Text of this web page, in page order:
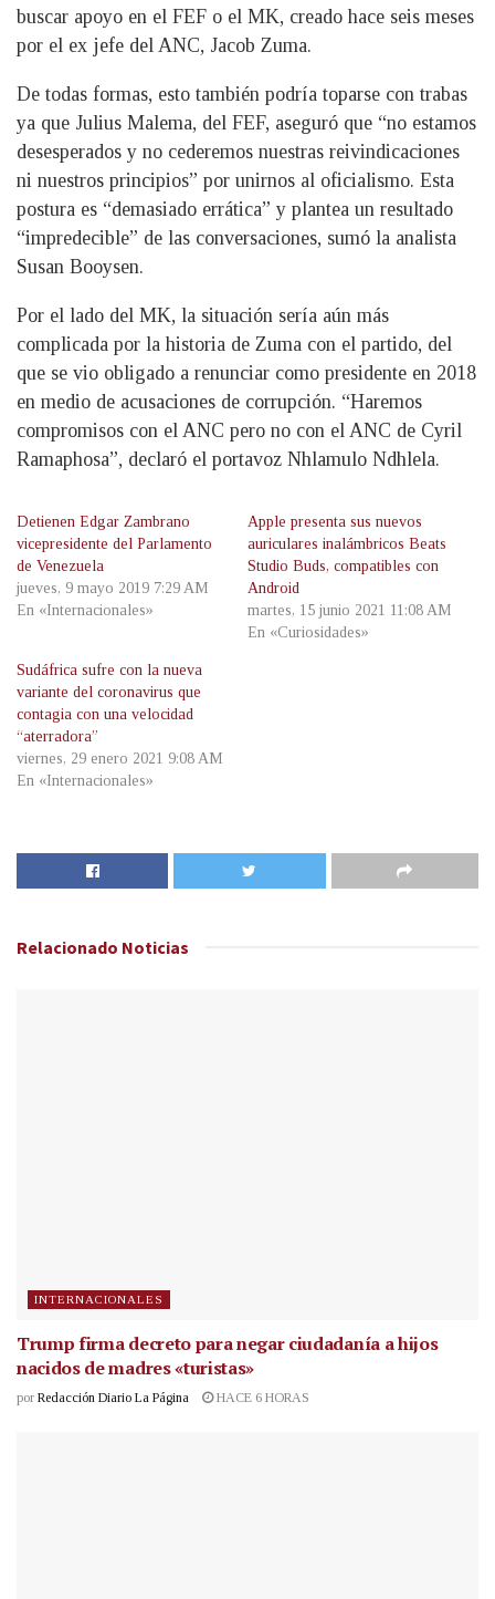
buscar apoyo en el FEF o el MK, creado hace seis meses
por el ex jefe del ANC, Jacob Zuma.
De todas formas, esto también podría toparse con trabas
ya que Julius Malema, del FEF, aseguró que “no estamos
desesperados y no cederemos nuestras reivindicaciones
ni nuestros principios” por unirnos al oficialismo. Esta
postura es “demasiado errática” y plantea un resultado
“impredecible” de las conversaciones, sumó la analista
Susan Booysen.
Por el lado del MK, la situación sería aún más
complicada por la historia de Zuma con el partido, del
que se vio obligado a renunciar como presidente en 2018
en medio de acusaciones de corrupción. “Haremos
compromisos con el ANC pero no con el ANC de Cyril
Ramaphosa”, declaró el portavoz Nhlamulo Ndhlela.
Detienen Edgar Zambrano
vicepresidente del Parlamento
de Venezuela
jueves, 9 mayo 2019 7:29 AM
En «Internacionales»
Apple presenta sus nuevos
auriculares inalámbricos Beats
Studio Buds, compatibles con
Android
martes, 15 junio 2021 11:08 AM
En «Curiosidades»
Sudáfrica sufre con la nueva
variante del coronavirus que
contagia con una velocidad
“aterradora”
viernes, 29 enero 2021 9:08 AM
En «Internacionales»
Relacionado Noticias
INTERNACIONALES
Trump firma decreto para negar ciudadanía a hijos
nacidos de madres «turistas»
por Redacción Diario La Página HACE 6 HORAS